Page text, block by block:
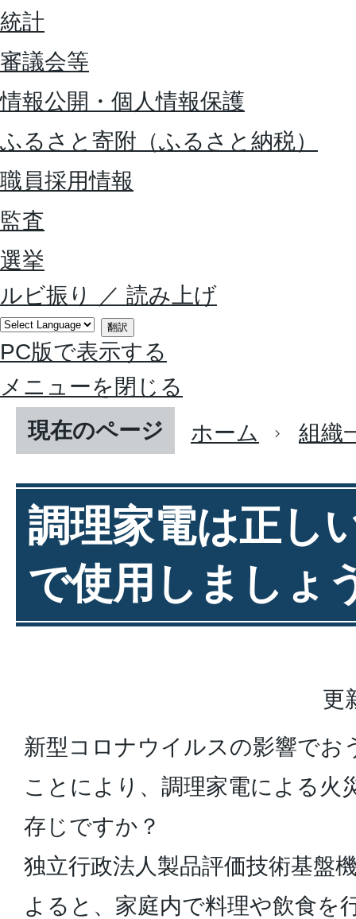
統計
審議会等
情報公開・個人情報保護
ふるさと寄附（ふるさと納税）
職員採用情報
監査
選挙
ルビ振り
／ 読み上げ
翻訳
PC版で表示する
メニューを閉じる
現在のページ
ホーム 組織
調理家電は正し
で使用しましょ
更
新型コロナウイルスの影響でお
ことにより、調理家電による火
存じですか？
独立行政法人製品評価技術基盤
よると、家庭内で料理や飲食を